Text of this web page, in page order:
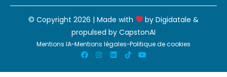
© Copyright 2026 | Made with byDigidatale &
propulsed by CapstonAI
Mentions IA Mentions légales Politique de cookies